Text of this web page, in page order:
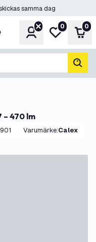
samma dag
KontoMin0 0
sök
– 470 lm
Varumärke: Calex